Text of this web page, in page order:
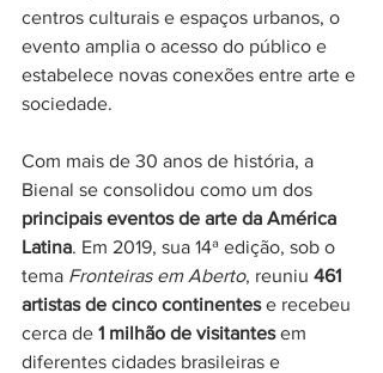
centros culturais e espaços urbanos, o
evento amplia o acesso do público e
estabelece novas conexões entre arte e
sociedade.
Com mais de 30 anos de história, a
Bienal se consolidou como um dos
principais eventos de arte da América
Latina. Em 2019, sua 14ª edição, sob o
tema Fronteiras em Aberto, reuniu 461
artistas de cinco continentes e recebeu
cerca de 1 milhão de visitantes em
diferentes cidades brasileiras e